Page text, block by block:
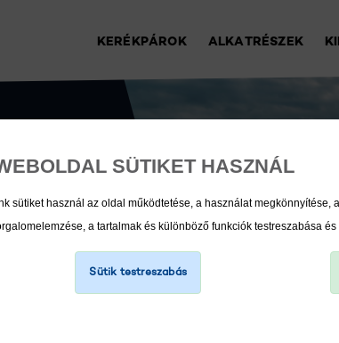
SÜTIKET HASZNÁL
sütiket használ az oldal működtetése, a használat megkönnyítése,
a tartalmak és különböző funkciók testreszabása
Sütik testreszabás
KERÉKPÁROK ALKATRÉSZEK